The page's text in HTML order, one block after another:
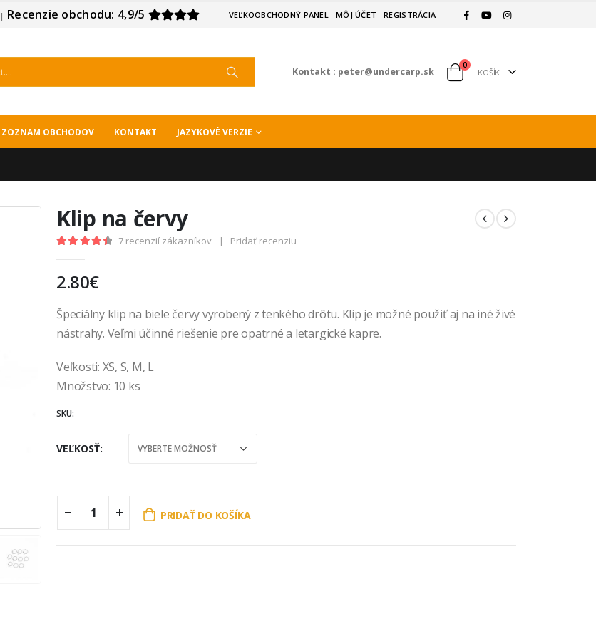
| Recenzie obchodu: 4,9/5 VEĽKOOBCHODNÝ PANEL MÔJ ÚČET REGISTRÁCIA
Kontakt : peter@undercarp.sk
0
KOŠÍK
ZOZNAM OBCHODOV KONTAKT JAZYKOVÉ VERZIE
Klip na červy
7 recenzií zákazníkov | Pridať recenziu
2.80€
Špeciálny klip na biele červy vyrobený z tenkého drôtu. Klip je možné použiť aj na iné živé
nástrahy. Veľmi účinné riešenie pre opatrné a letargické kapre.
Veľkosti: XS, S, M, L
Množstvo: 10 ks
SKU: -
VEĽKOSŤ
PRIDAŤ DO KOŠÍKA